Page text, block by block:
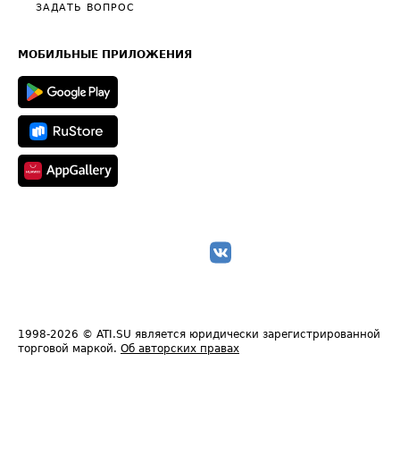
Общие положения
Техническая информация
ЗАДАТЬ ВОПРОС
МОБИЛЬНЫЕ ПРИЛОЖЕНИЯ
1998-2026 © ATI.SU является юридически зарегистрированной
торговой маркой. Об авторских правах